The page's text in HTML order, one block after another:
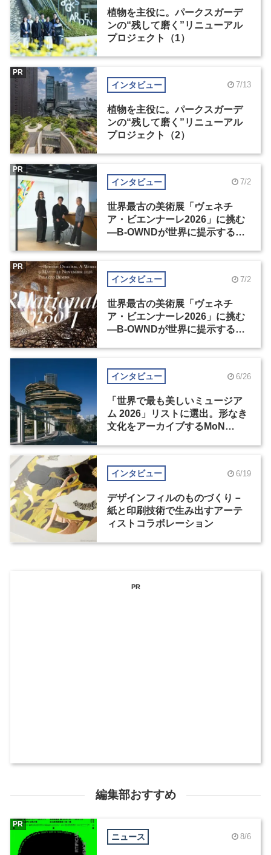
植物を主役に。パークスガーデ
ンの“残して磨く”リニューアル
プロジェクト（1）
インタビュー 7/13
植物を主役に。パークスガーデ
ンの“残して磨く”リニューアル
プロジェクト（2）
PR
インタビュー 7/2
世界最古の美術展「ヴェネチ
ア・ビエンナーレ2026」に挑む
―B-OWNDが世界に提示する美
PR
インタビュー 7/2
世界最古の美術展「ヴェネチ
ア・ビエンナーレ2026」に挑む
―B-OWNDが世界に提示する美
PR
インタビュー 6/26
「世界で最も美しいミュージア
ム 2026」リストに選出。形なき
文化をアーカイブするMoN
インタビュー 6/19
デザインフィルのものづくり－
紙と印刷技術で生み出すアーテ
ィストコラボレーション
PR
編集部おすすめ
ニュース 8/6
PR